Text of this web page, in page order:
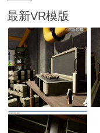
最新VR模版